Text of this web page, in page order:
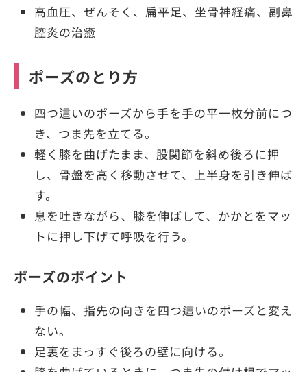
高血圧、ぜんそく、扁平足、坐骨神経痛、副鼻
腔炎の治癒
ポーズのとり方
四つ這いのポーズから手を手の平一枚分前につ
き、つま先を立てる。
軽く膝を曲げたまま、股関節を斜め後ろに押
し、骨盤を高く移動させて、上半身を引き伸ば
す。
息を吐きながら、膝を伸ばして、かかとをマッ
トに押し下げて呼吸を行う。
ポーズのポイント
手の幅、指先の向きを四つ這いのポーズと変え
ない。
足裏をまっすぐ後ろの壁に向ける。